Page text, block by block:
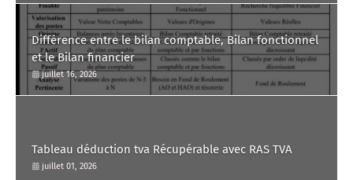
Différence entre le bilan comptable, Bilan fonctionnel
et le Bilan financier
juillet 16, 2026
Tableau déduction tva Récupérable avec RAS TVA
juillet 01, 2026